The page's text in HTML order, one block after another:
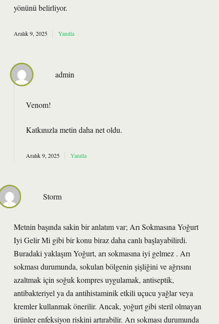
yönünü belirliyor.
Aralık 9, 2025 Yanıtla
admin
Venom!
Katkınızla metin daha netoldu.
Aralık 9, 2025 Yanıtla
Storm
Metnin başında sakin bir anlatım var; Arı Sokmasına Yoğurt
Iyi Gelir Mi gibi bir konu biraz daha canlı başlayabilirdi.
Buradaki yaklaşım Yoğurt, arı sokmasına iyi gelmez . Arı
sokması durumunda, sokulan bölgenin şişliğini ve ağrısını
azaltmak için soğuk kompres uygulamak, antiseptik,
antibakteriyel ya da antihistaminik etkili uçucu yağlar veya
kremler kullanmak önerilir. Ancak, yoğurt gibi steril olmayan
ürünler enfeksiyon riskini artırabilir. Arı sokması durumunda